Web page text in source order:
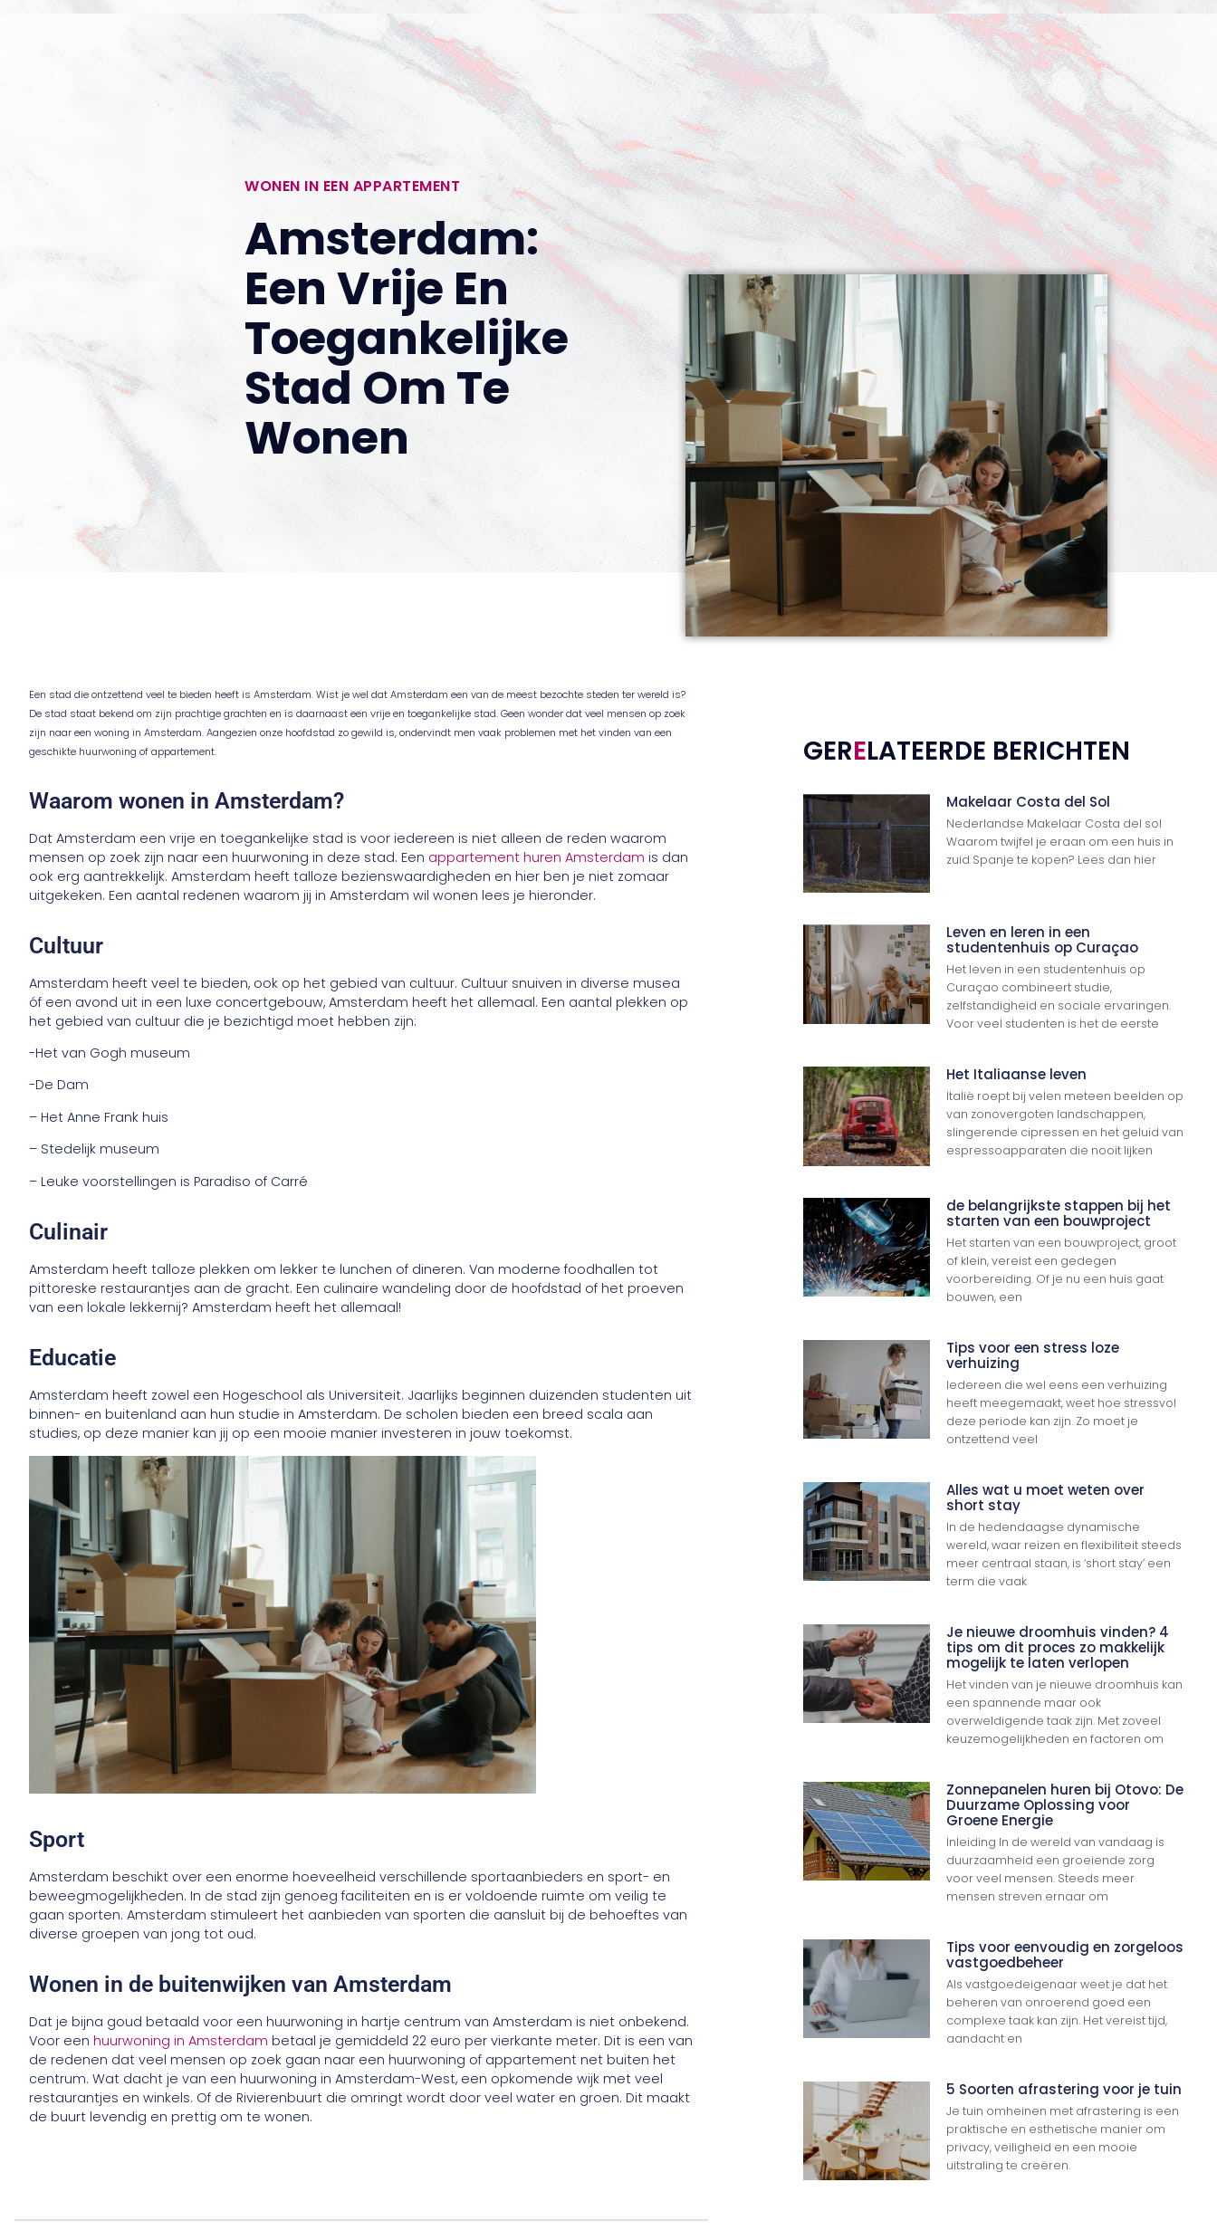
WONEN IN EEN APPARTEMENT
Amsterdam:
Een Vrije En
Toegankelijke
Stad Om Te
Wonen
Een stad die ontzettend veel te bieden heeft is Amsterdam. Wist je wel dat Amsterdam een van de meest bezochte steden ter wereld is?
De stad staat bekend om zijn prachtige grachten en is daarnaast een vrije en toegankelijke stad. Geen wonder dat veel mensen op zoek
zijn naar een woning in Amsterdam. Aangezien onze hoofdstad zo gewild is, ondervindt men vaak problemen met het vinden van een
geschikte huurwoning of appartement.
Waarom wonen in Amsterdam?
Dat Amsterdam een vrije en toegankelijke stad is voor iedereen is niet alleen de reden waarom
mensen op zoek zijn naar een huurwoning in deze stad. Een appartement huren Amsterdam is dan
ook erg aantrekkelijk. Amsterdam heeft talloze bezienswaardigheden en hier ben je niet zomaar
uitgekeken. Een aantal redenen waarom jij in Amsterdam wil wonen lees je hieronder.
Cultuur
Amsterdam heeft veel te bieden, ook op het gebied van cultuur. Cultuur snuiven in diverse musea
óf een avond uit in een luxe concertgebouw, Amsterdam heeft het allemaal. Een aantal plekken op
het gebied van cultuur die je bezichtigd moet hebben zijn:
-Het van Gogh museum
-De Dam
– Het Anne Frank huis
– Stedelijk museum
– Leuke voorstellingen is Paradiso of Carré
Culinair
Amsterdam heeft talloze plekken om lekker te lunchen of dineren. Van moderne foodhallen tot
pittoreske restaurantjes aan de gracht. Een culinaire wandeling door de hoofdstad of het proeven
van een lokale lekkernij? Amsterdam heeft het allemaal!
Educatie
Amsterdam heeft zowel een Hogeschool als Universiteit. Jaarlijks beginnen duizenden studenten uit
binnen- en buitenland aan hun studie in Amsterdam. De scholen bieden een breed scala aan
studies, op deze manier kan jij op een mooie manier investeren in jouw toekomst.
Sport
Amsterdam beschikt over een enorme hoeveelheid verschillende sportaanbieders en sport- en
beweegmogelijkheden. In de stad zijn genoeg faciliteiten en is er voldoende ruimte om veilig te
gaan sporten. Amsterdam stimuleert het aanbieden van sporten die aansluit bij de behoeftes van
diverse groepen van jong tot oud.
Wonen in de buitenwijken van Amsterdam
Dat je bijna goud betaald voor een huurwoning in hartje centrum van Amsterdam is niet onbekend.
Voor eenhuurwoning in Amsterdam betaal je gemiddeld 22 euro per vierkante meter. Dit is een van
de redenen dat veel mensen op zoek gaan naar een huurwoning of appartement net buiten het
centrum. Wat dacht je van een huurwoning in Amsterdam-West, een opkomende wijk met veel
restaurantjes en winkels. Of de Rivierenbuurt die omringt wordt door veel water en groen. Dit maakt
de buurt levendig en prettig om te wonen.
GERELATEERDE BERICHTEN
Makelaar Costa del Sol
Nederlandse Makelaar Costa del sol
Waarom twijfel je eraan om een huis in
zuid Spanje te kopen? Lees dan hier
Leven en leren in een
studentenhuis op Curaçao
Het leven in een studentenhuis op
Curaçao combineert studie,
zelfstandigheid en sociale ervaringen.
Voor veel studenten is het de eerste
Het Italiaanse leven
Italië roept bij velen meteen beelden op
van zonovergoten landschappen,
slingerende cipressen en het geluid van
espressoapparaten die nooit lijken
de belangrijkste stappen bij het
starten van een bouwproject
Het starten van een bouwproject, groot
of klein, vereist een gedegen
voorbereiding. Of je nu een huis gaat
bouwen, een
Tips voor een stress loze
verhuizing
Iedereen die wel eens een verhuizing
heeft meegemaakt, weet hoe stressvol
deze periode kan zijn. Zo moet je
ontzettend veel
Alles wat u moet weten over
short stay
In de hedendaagse dynamische
wereld, waar reizen en flexibiliteit steeds
meer centraal staan, is ‘short stay’ een
term die vaak
Je nieuwe droomhuis vinden? 4
tips om dit proces zo makkelijk
mogelijk te laten verlopen
Het vinden van je nieuwe droomhuis kan
een spannende maar ook
overweldigende taak zijn. Met zoveel
keuzemogelijkheden en factoren om
Zonnepanelen huren bij Otovo: De
Duurzame Oplossing voor
Groene Energie
Inleiding In de wereld van vandaag is
duurzaamheid een groeiende zorg
voor veel mensen. Steeds meer
mensen streven ernaar om
Tips voor eenvoudig en zorgeloos
vastgoedbeheer
Als vastgoedeigenaar weet je dat het
beheren van onroerend goed een
complexe taak kan zijn. Het vereist tijd,
aandacht en
5 Soorten afrastering voor je tuin
Je tuin omheinen met afrastering is een
praktische en esthetische manier om
privacy, veiligheid en een mooie
uitstraling te creëren.